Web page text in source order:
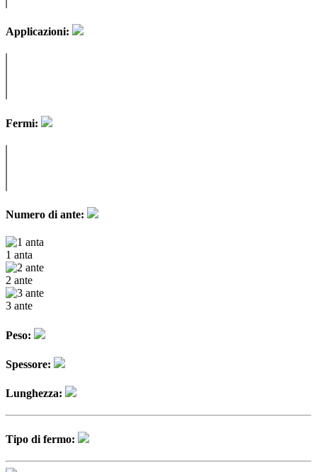
Applicazioni:
Fermi:
Numero di ante:
1 anta
2 ante
3 ante
Peso:
Spessore:
Lunghezza:
Tipo di fermo: